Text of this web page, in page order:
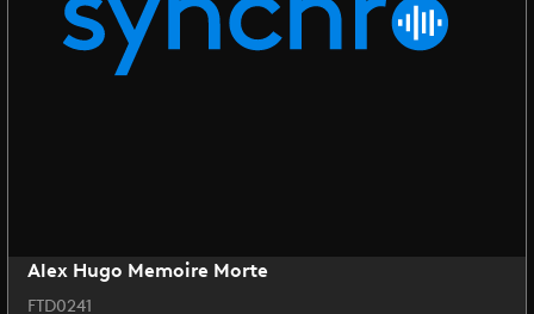
Alex Hugo Memoire Morte
FTD0241